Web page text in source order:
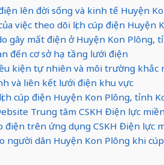
lên đời sống và kinh tế Huyện
việc theo dõi lịch cúp điện Huyện
gây mất điện ở Huyện Kon Plông,
đến cơ sở hạ tầng lưới điện
kiện tự nhiên và môi trường khắc
và liên kết lưới điện khu vực
cúp điện Huyện Kon Plông, tỉnh
Trung tâm CSKH Điện lực
điện trên ứng dụng CSKH Điện lực
người dân Huyện Kon Plông khi